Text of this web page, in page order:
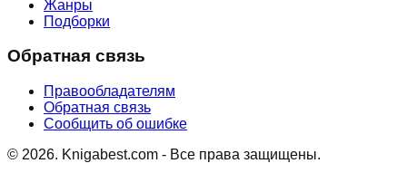
Жанры
Подборки
Обратная связь
Правообладателям
Обратная связь
Сообщить об ошибке
© 2026. Knigabest.com - Все права защищены.